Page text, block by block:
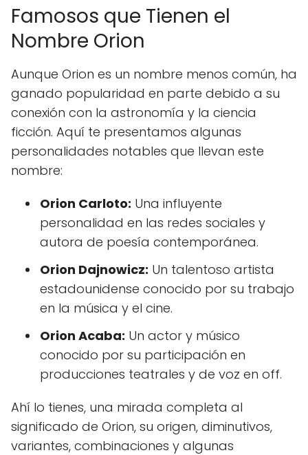
Famosos que Tienen el
Nombre Orion
Aunque Orion es un nombre menos común, ha
ganado popularidad en parte debido a su
conexión con la astronomía y la ciencia
ficción. Aquí te presentamos algunas
personalidades notables que llevan este
nombre:
Orion Carloto: Una influyente
personalidad en las redes sociales y
autora de poesía contemporánea.
Orion Dajnowicz: Un talentoso artista
estadounidense conocido por su trabajo
en la música y el cine.
Orion Acaba: Un actor y músico
conocido por su participación en
producciones teatrales y de voz en off.
Ahí lo tienes, una mirada completa al
significado de Orion, su origen, diminutivos,
variantes, combinaciones y algunas